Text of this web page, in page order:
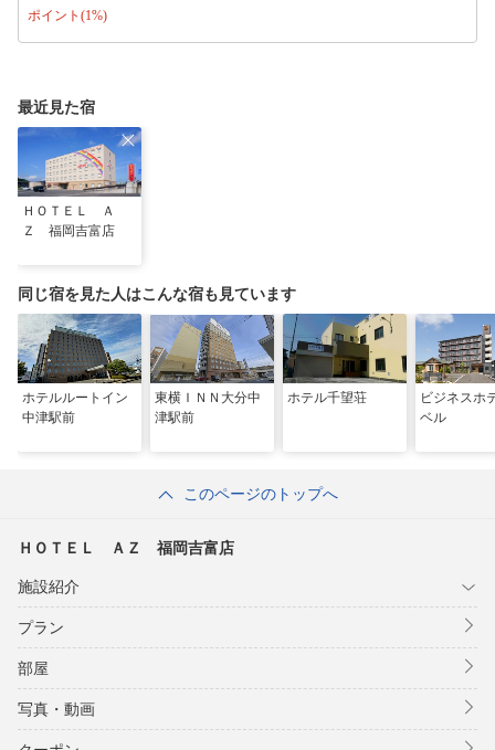
ポイント(1%)
最近見た宿
ＨＯＴＥＬ Ａ
Ｚ 福岡吉富店
同じ宿を見た人はこんな宿も見ています
ホテルルートイン
中津駅前
東横ＩＮＮ大分中
津駅前
ホテル千望荘
ビジネス
ベル
このページのトップへ
ＨＯＴＥＬ ＡＺ 福岡吉富店
施設紹介
プラン
部屋
写真・動画